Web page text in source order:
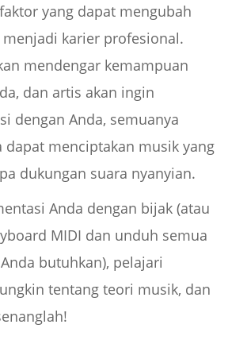
yang dapat mengubah
menjadi karier profesional.
mendengar kemampuan
dan artis akan ingin
dengan Anda, semuanya
dapat menciptakan musik yang
dukungan suara nyanyian.
Anda dengan bijak (atau
MIDI dan unduh semua
butuhkan), pelajari
tentang teori musik, dan